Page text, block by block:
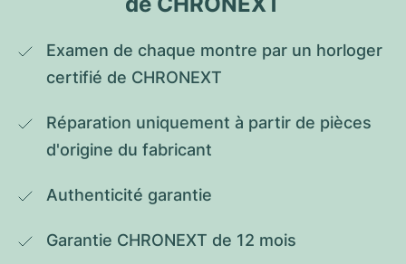
Examen de chaque montre par un horloger
certifié de CHRONEXT
Réparation uniquement à partir de pièces
d'origine du fabricant
Authenticité garantie
Garantie CHRONEXT de 12 mois